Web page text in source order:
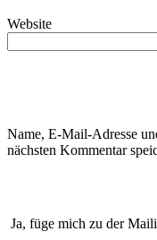
Website
Name, E-Mail-Adresse
nächsten Kommentar
Ja, füge mich zu der